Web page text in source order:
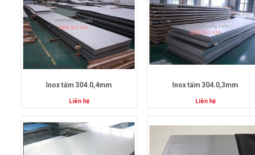
Inox tấm 304.0,4mm
Liên hệ
Inox tấm 304.0,3mm
Liên hệ